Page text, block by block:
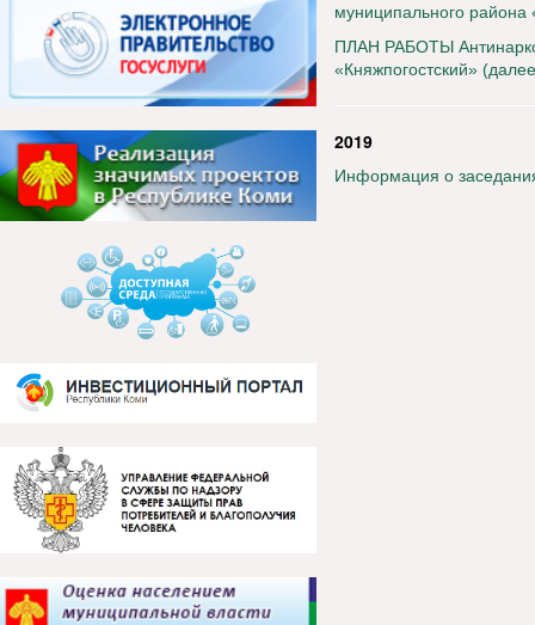
муниципального района
ПЛАН РАБОТЫ
«Княжпогостский»
2019
Информация о